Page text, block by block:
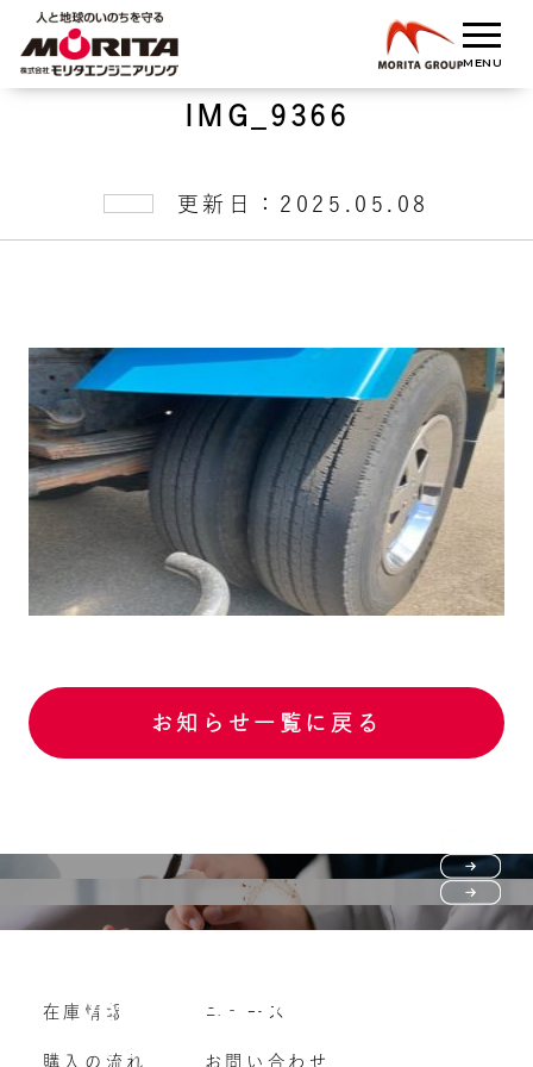
IMG_9366
更新日：2025.05.08
お知らせ一覧に戻る
購入の流れ
よくいただくご質問
Vehicle purchase
車両買い取り
在庫情報
購入の流れ
ニュース
お問い合わせ